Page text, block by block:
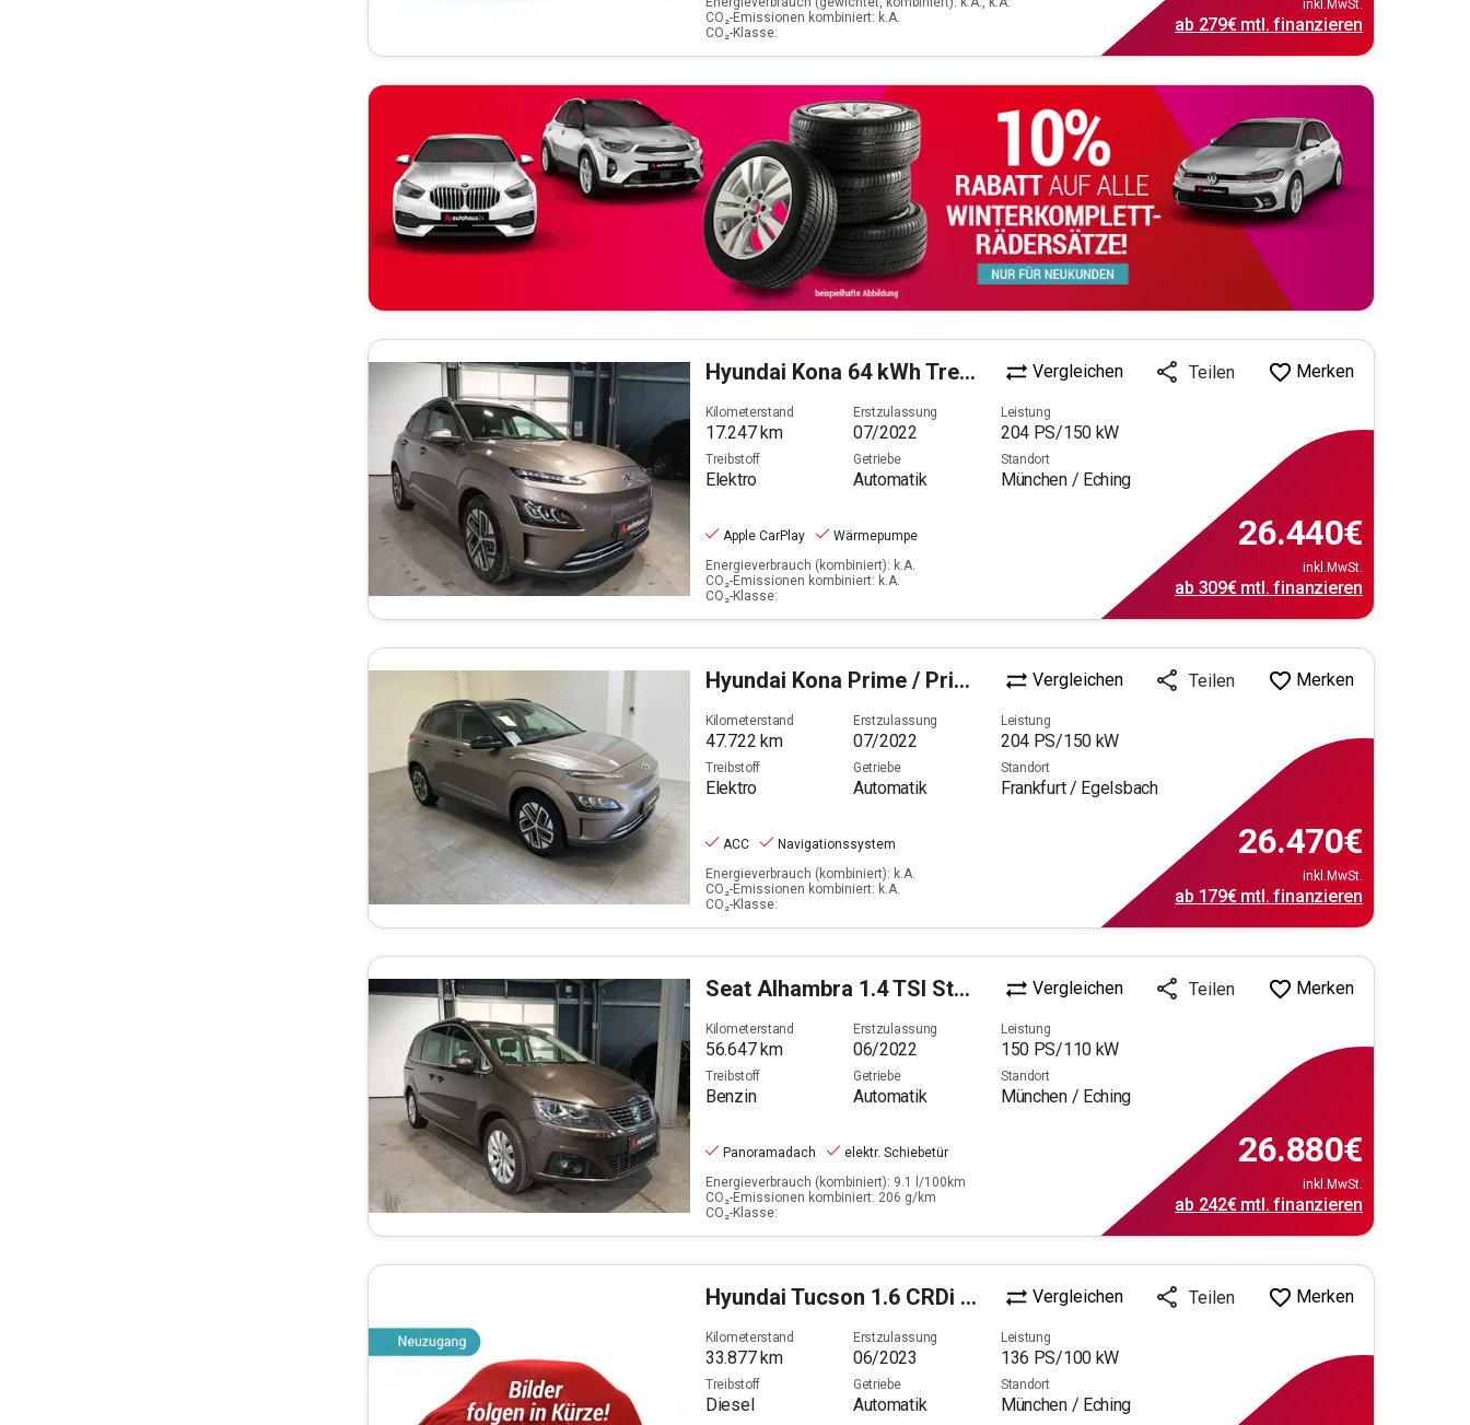
CO₂-Emissionen kombiniert: k.A.
CO₂-Klasse:
inkl.MwSt.
ab 279€mtl. finanzieren
Hyundai Kona 64 kWh Trend-Paket Elektro 2WD Vergleichen Teilen Merken
Kilometerstand
17.247km
Erstzulassung
07/2022
Leistung
204 PS/150 kW
Treibstoff
Elektro
Getriebe
Automatik
Standort
München / Eching
Apple CarPlay
Wärmepumpe
Energieverbrauch (kombiniert): k.A.
CO₂-Emissionen kombiniert: k.A.
CO₂-Klasse:
26.440€
inkl.MwSt.
ab 309€mtl. finanzieren
Hyundai Kona Prime / Prime-Paket Elektro 2WD Vergleichen Teilen Merken
Kilometerstand
47.722 km
Erstzulassung
07/2022
Leistung
204 PS/150 kW
Treibstoff
Elektro
Getriebe
Automatik
Standort
Frankfurt / Egelsbach
ACC
Navigationssystem
Energieverbrauch (kombiniert): k.A.
CO₂-Emissionen kombiniert: k.A.
CO₂-Klasse:
26.470€
inkl.MwSt.
ab 179€mtl. finanzieren
Seat Alhambra 1.4 TSI Style Vergleichen Teilen Merken
Kilometerstand
56.647km
Erstzulassung
06/2022
Leistung
150 PS/110 kW
Treibstoff
Benzin
Getriebe
Automatik
Standort
München / Eching
Panoramadach
elektr. Schiebetür
Energieverbrauch (kombiniert): 9.1 l/100km
CO₂-Emissionen kombiniert: 206 g/km
CO₂-Klasse:
26.880€
inkl.MwSt.
ab 242€mtl. finanzieren
Hyundai Tucson 1.6 CRDi Prime Mild-Hybrid 4WD Vergleichen Teilen Merken
Kilometerstand
33.877km
Erstzulassung
06/2023
Leistung
136 PS/100 kW
Treibstoff
Diesel
Getriebe
Automatik
Standort
München / Eching